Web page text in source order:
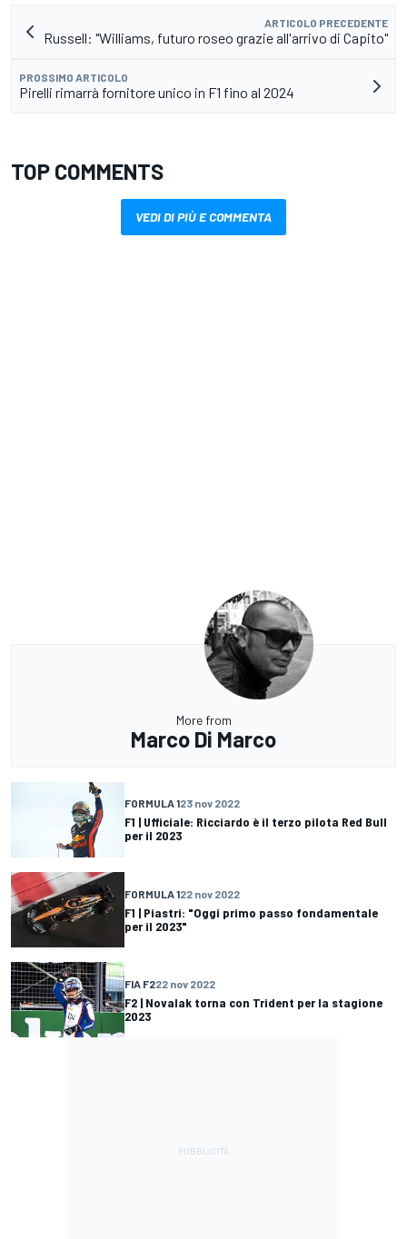
ARTICOLO PRECEDENTE
Russell: "Williams, futuro roseo grazie all'arrivo di Capito"
PROSSIMO ARTICOLO
Pirelli rimarrà fornitore unico in F1 fino al 2024
TOP COMMENTS
VEDI DI PIÙ E COMMENTA
More from
Marco Di Marco
FORMULA 123 nov 2022
F1 | Ufficiale: Ricciardo è il terzo pilota Red Bull
per il 2023
FORMULA 122 nov 2022
F1 | Piastri: "Oggi primo passo fondamentale
per il 2023"
FIA F222 nov 2022
F2 | Novalak torna con Trident per la stagione
2023